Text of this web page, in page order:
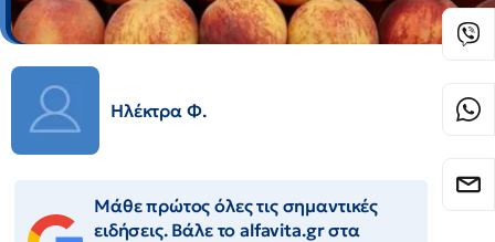
Ηλέκτρα Φ.
Μάθε πρώτος όλες τις σημαντικές
ειδήσεις. Βάλε το alfavita.gr στα